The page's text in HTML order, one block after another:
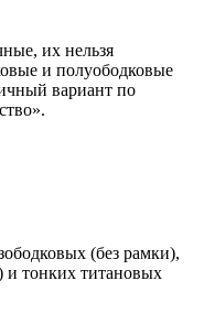
их нельзя
и полуободковые
вариант по
(без рамки),
и тонких титановых